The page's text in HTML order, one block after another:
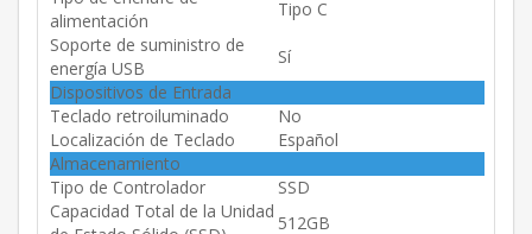
alimentación
Tipo C
Soporte de suministro de
energía USB
Sí
Dispositivos de Entrada
Teclado retroiluminado
No
Localización de Teclado
Español
Almacenamiento
Tipo de Controlador
SSD
Capacidad Total de la Unidad
512GB